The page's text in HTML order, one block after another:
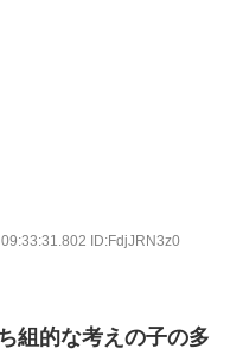
ID:FdjJRN3z0
組的な考えの子の多